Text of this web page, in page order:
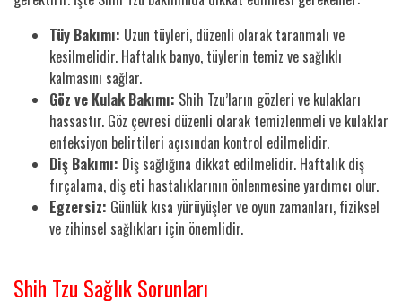
Tüy Bakımı: Uzun tüyleri, düzenli olarak taranmalı ve
kesilmelidir. Haftalık banyo, tüylerin temiz ve sağlıklı
kalmasını sağlar.
Göz ve Kulak Bakımı: Shih Tzu’ların gözleri ve kulakları
hassastır. Göz çevresi düzenli olarak temizlenmeli ve kulaklar
enfeksiyon belirtileri açısından kontrol edilmelidir.
Diş Bakımı: Diş sağlığına dikkat edilmelidir. Haftalık diş
fırçalama, diş eti hastalıklarının önlenmesine yardımcı olur.
Egzersiz: Günlük kısa yürüyüşler ve oyun zamanları, fiziksel
ve zihinsel sağlıkları için önemlidir.
Shih Tzu Sağlık Sorunları